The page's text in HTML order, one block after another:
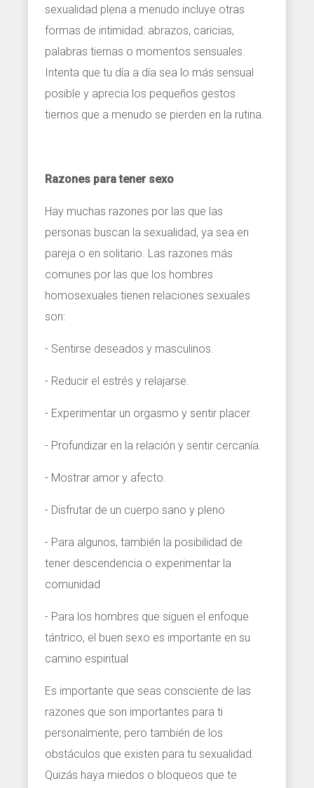
sexualidad plena a menudo incluye otras
formas de intimidad: abrazos, caricias,
palabras tiernas o momentos sensuales.
Intenta que tu día a día sea lo más sensual
posible y aprecia los pequeños gestos
tiernos que a menudo se pierden en la rutina.
Razones para tener sexo
Hay muchas razones por las que las
personas buscan la sexualidad, ya sea en
pareja o en solitario. Las razones más
comunes por las que los hombres
homosexuales tienen relaciones sexuales
son:
- Sentirse deseados y masculinos.
- Reducir el estrés y relajarse.
- Experimentar un orgasmo y sentir placer.
- Profundizar en la relación y sentir cercanía.
- Mostrar amor y afecto.
- Disfrutar de un cuerpo sano y pleno
- Para algunos, también la posibilidad de
tener descendencia o experimentar la
comunidad
- Para los hombres que siguen el enfoque
tántrico, el buen sexo es importante en su
camino espiritual
Es importante que seas consciente de las
razones que son importantes para ti
personalmente, pero también de los
obstáculos que existen para tu sexualidad.
Quizás haya miedos o bloqueos que te